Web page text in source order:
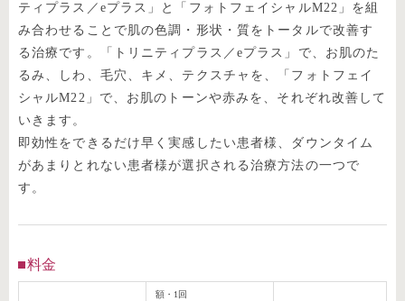
ティプラス／eプラス」と「フォトフェイシャルM22」を組
み合わせることで肌の色調・形状・質をトータルで改善す
る治療です。「トリニティプラス／eプラス」で、お肌のた
るみ、しわ、毛穴、キメ、テクスチャを、「フォトフェイ
シャルM22」で、お肌のトーンや赤みを、それぞれ改善して
いきます。
即効性をできるだけ早く実感したい患者様、ダウンタイム
があまりとれない患者様が選択される治療方法の一つで
す。
料金
額・1回